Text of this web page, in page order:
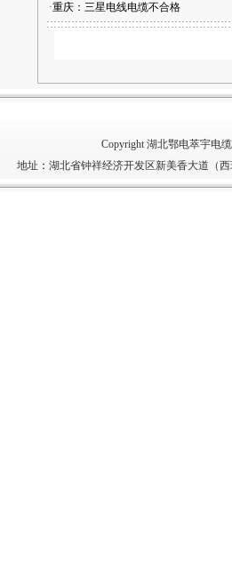
·重庆：三星电线电缆不合格
Copyright 湖北鄂电萃宇电
地址 ： 湖北省钟祥经济开发区新美香大道（西